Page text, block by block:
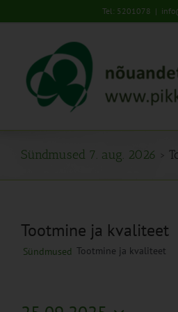
to
Tel: 5201078 |
Sündmused 7. aug. 2026 ›
Tootmine ja kvaliteet
Sündmused Tootmine ja kvaliteet